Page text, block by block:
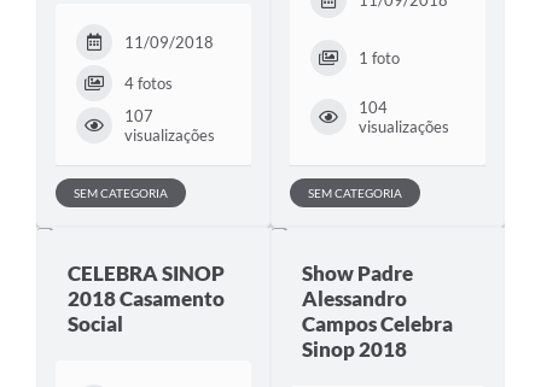
11/09/2018
4 fotos
107
visualizações
SEM CATEGORIA
1 foto
104
visualizações
SEM CATEGORIA
CELEBRA SINOP
2018 Casamento
Social
Show Padre
Alessandro
Campos Celebra
Sinop 2018